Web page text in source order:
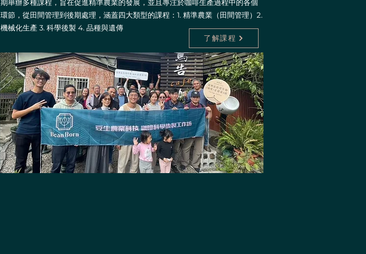
期舉辦多種課程，旨在促進精準農業的發展，並且專注於咖啡生產過程中的各個
環節，從田間管理到後期處理，涵蓋四大類型的課程：1. 精準農業（田間管理）2.
機械化生產 3. 科學後製 4. 品種與遺傳
了解課程